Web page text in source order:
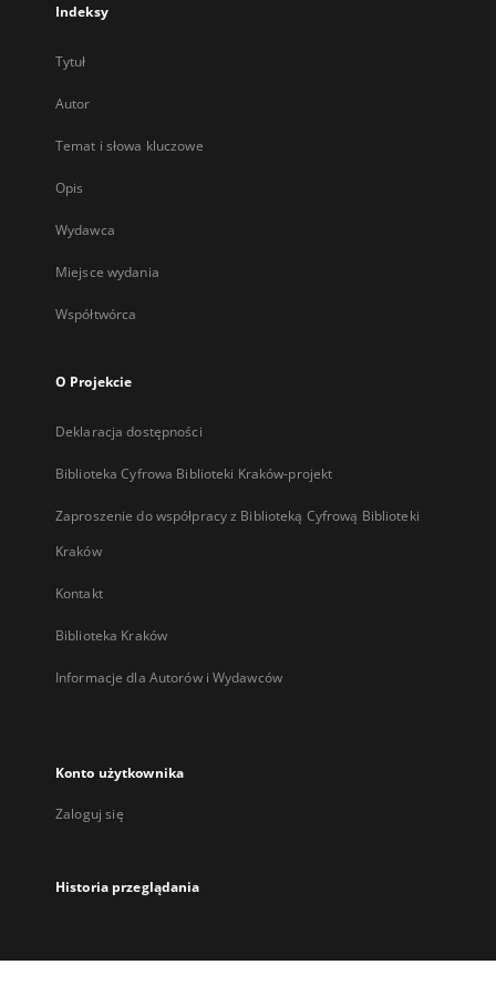
Indeksy
Tytuł
Autor
Temat i słowa kluczowe
Opis
Wydawca
Miejsce wydania
Współtwórca
O Projekcie
Deklaracja dostępności
Biblioteka Cyfrowa Biblioteki Kraków-projekt
Zaproszenie do współpracy z Biblioteką Cyfrową Biblioteki
Kraków
Kontakt
Biblioteka Kraków
Informacje dla Autorów i Wydawców
Konto użytkownika
Zaloguj się
Historia przeglądania